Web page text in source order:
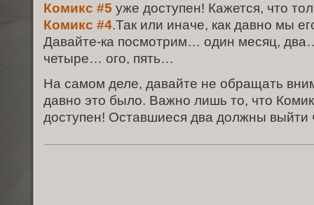
Комикс #5 уже доступен! Кажется, что
Комикс #4.Так или иначе, как давно мы
Давайте-ка посмотрим… один месяц,
четыре… ого, пять…
На самом деле, давайте не обращать
давно это было. Важно лишь то, что
доступен! Оставшиеся два должны выйти